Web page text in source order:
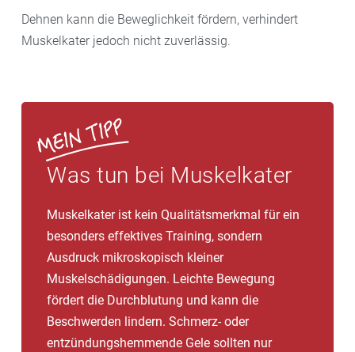
Dehnen kann die Beweglichkeit fördern, verhindert
Muskelkater jedoch nicht zuverlässig.
Was tun bei Muskelkater
Muskelkater ist kein Qualitätsmerkmal für ein
besonders effektives Training, sondern
Ausdruck mikroskopisch kleiner
Muskelschädigungen. Leichte Bewegung
fördert die Durchblutung und kann die
Beschwerden lindern. Schmerz- oder
entzündungshemmende Gele sollten nur